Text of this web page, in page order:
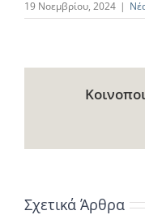
19 Νοεμβρίου, 2024 |
Σχετικά Άρθρα